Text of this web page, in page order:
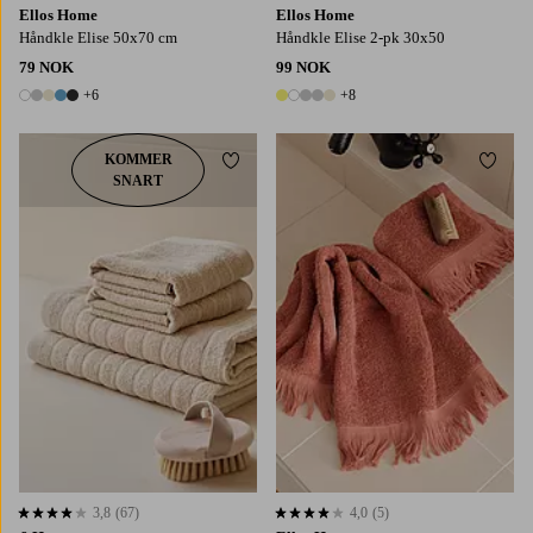
Ellos Home
Håndkle Elise 50x70 cm
79 NOK
11 farger
+6
Ellos Home
Håndkle Elise 2-pk 30x50
99 NOK
13 farger
+8
3,8 basert på 67 karaktergivninger
3,8 (67)
KOMMER
SNART
Legg til favoritter
4,0 basert på 5 karaktergivninger
4,0 (5)